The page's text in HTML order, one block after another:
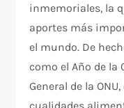
inmemoriales, la
aportes más
el mundo. De
como el Año de la
General de la